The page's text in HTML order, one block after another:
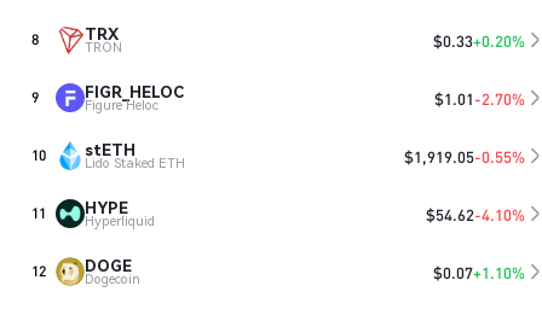
8 TRX
TRON $0.33+0.20%
9 FIGR_HELOC
Figure Heloc $1.01-2.70%
10 stETH
Lido Staked ETH $1,919.05-0.55%
11 HYPE
Hyperliquid $54.62-4.10%
12 DOGE
Dogecoin $0.07+1.10%